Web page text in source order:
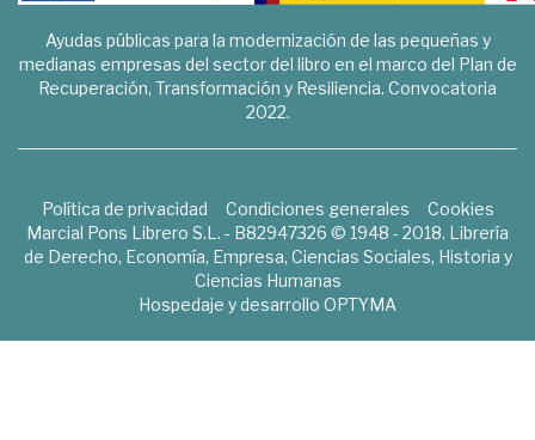
Ayudas públicas para la modernización de las pequeñas y
medianas empresas del sector del libro en el marco del Plan de
Recuperación, Transformación y Resiliencia. Convocatoria
2022.
Política de privacidad Condiciones generales
Cookies
Marcial Pons Librero S.L. - B82947326 © 1948 - 2018. Librería
de Derecho, Economía, Empresa, Ciencias Sociales, Historia y
Ciencias Humanas
Hospedaje y desarrollo OPTYMA